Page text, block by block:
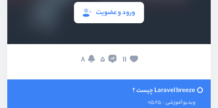
ورود و عضویت
11
5
8 احراز هویت با laravel breeze
Laravel breeze چیست ؟
ویدیو آموزشی 05:25